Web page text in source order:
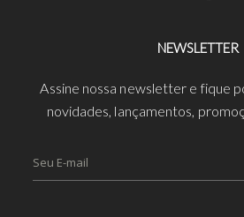
NEWSLETTER
Assine nossa newsletter e fique
novidades, lançamentos,